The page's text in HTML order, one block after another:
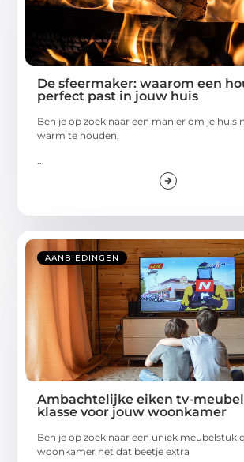
De sfeermaker: waarom een
perfect past in jouw huis
Ben je op zoek naar een manier om je huis
warm te houden,
...
AANBIEDINGEN
Ambachtelijke eiken tv-
klasse voor jouw woonkamer
Ben je op zoek naar een uniek meubelstuk
woonkamer net dat beetje extra